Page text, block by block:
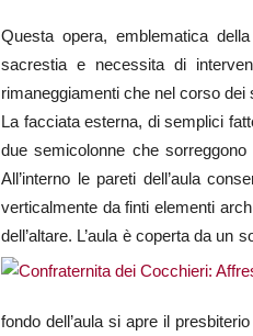
Questa opera, emblematica
sacrestia e necessita di
rimaneggiamenti che nel corso
La facciata esterna, di semplici
due semicolonne che
All’interno le pareti dell’aula
verticalmente da finti elementi
dell’altare. L’aula è coperta da
fondo dell’aula si apre il